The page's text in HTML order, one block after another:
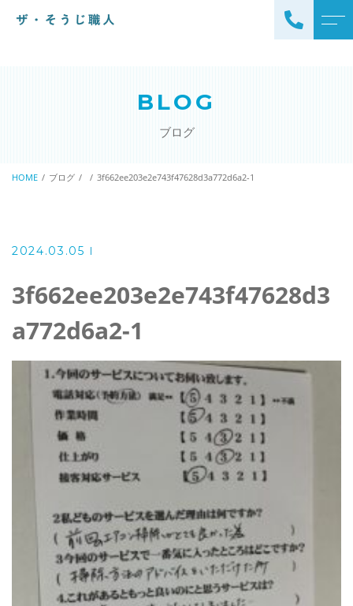
ザ・そうじ職人について
エアコンクリーニング
ハウスクリーニング
浴室クリーニング
風呂釜洗浄・追い炊き配管
クリーニング
トイレクリーニング
クリニック施設専門清掃
除菌清掃
よくある質問
ブログ
洗濯機クリーニング
空気清浄機クリーニング
その他のお掃除
BLOG
ブログ
HOME ブログ 3f662ee203e2e743f47628d3a772d6a2-1
2024.03.05
3f662ee203e2e743f47628d3
a772d6a2-1